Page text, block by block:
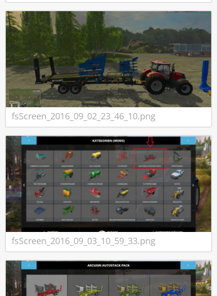
fsScreen_2016_09_02_23_46_10.png
fsScreen_2016_09_03_10_59_33.png